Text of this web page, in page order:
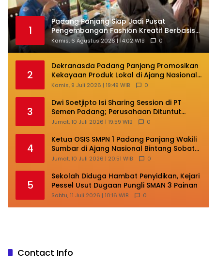
1
Padang Panjang Siap Jadi Pusat
Pengembangan Fashion Kreatif Berbasis
Budaya Lokal
Kamis, 6 Agustus 2026 | 14:02 WIB 0
2
Dekranasda Padang Panjang Promosikan
Kekayaan Produk Lokal di Ajang Nasional
Makassar
Kamis, 9 Juli 2026 | 19:49 WIB 0
3
Dwi Soetjipto Isi Sharing Session di PT
Semen Padang; Perusahaan Dituntut
Lakukan Transformasi
Jumat, 10 Juli 2026 | 19:59 WIB 0
4
Ketua OSIS SMPN 1 Padang Panjang Wakili
Sumbar di Ajang Nasional Bintang Sobat
SMP
Jumat, 10 Juli 2026 | 20:51 WIB 0
5
Sekolah Diduga Hambat Penyidikan, Kejari
Pessel Usut Dugaan Pungli SMAN 3 Painan
Sabtu, 11 Juli 2026 | 10:16 WIB 0
Contact Info